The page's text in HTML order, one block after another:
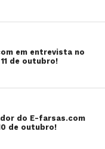
em entrevista no
de outubro!
do E-farsas.com
de outubro!